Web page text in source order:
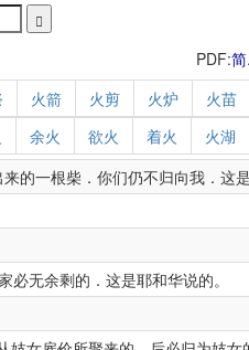
PDF:简
火箭 火剪 火炉
火苗
余火 欲火 着火
火湖
的一根柴．你们仍不归向我．这
必无余剩的．这是耶和华说的。